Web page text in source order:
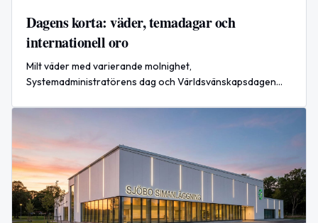
Dagens korta: väder, temadagar och
internationell oro
Milt väder med varierande molnighet,
Systemadministratörens dag och Världsvänskapsdagen